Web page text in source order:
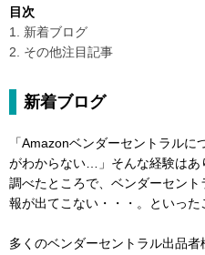
目次
1. 新着ブログ
2. その他注目記事
新着ブログ
「Amazonベンダーセントラル
がわからない…」そんな経験はあ
調べたところで、ベンダーセン
報が出てこない・・・。といった
多くのベンダーセントラル出品